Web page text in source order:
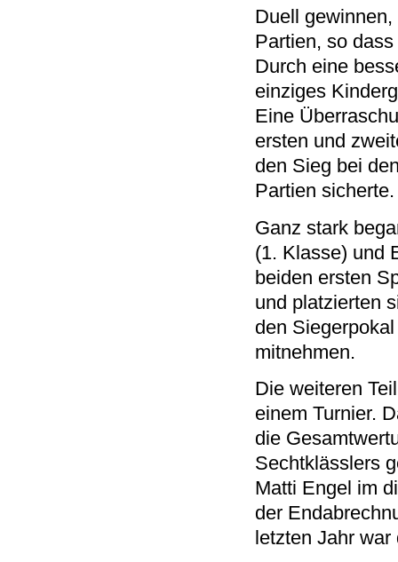
Duell
Partien, so
Durch eine
einziges
Eine
ersten und
den Sieg bei
Partien sicherte.
Ganz stark
(1. Klasse) und
beiden ersten
und platzierten
den
mitnehmen.
Die weiteren
einem Turnier.
die
Sechtklässlers
Matti Engel im
der
letzten Jahr